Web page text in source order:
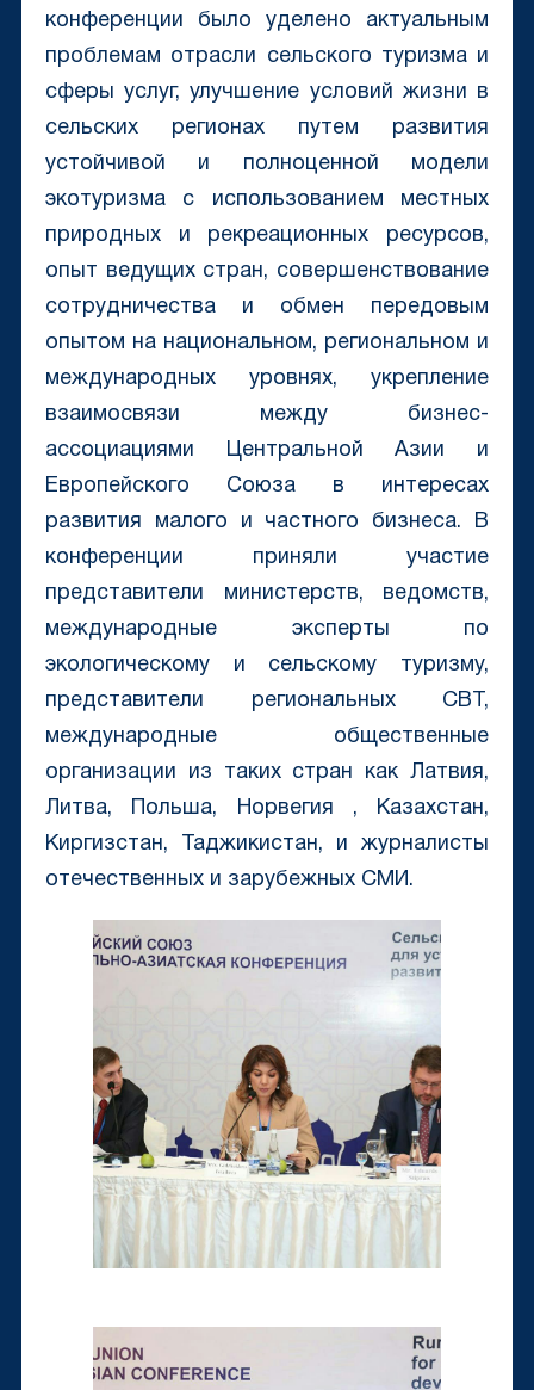
конференции было уделено актуальным
проблемам отрасли сельского туризма и
сферы услуг, улучшение условий жизни в
сельских регионах путем развития
устойчивой и полноценной модели
экотуризма с использованием местных
природных и рекреационных ресурсов,
опыт ведущих стран, совершенствование
сотрудничества и обмен передовым
опытом на национальном, региональном и
международных уровнях, укрепление
взаимосвязи между бизнес-
ассоциациями Центральной Азии и
Европейского Союза в интересах
развития малого и частного бизнеса. В
конференции приняли участие
представители министерств, ведомств,
международные эксперты по
экологическому и сельскому туризму,
представители региональных CBT,
международные общественные
организации из таких стран как Латвия,
Литва, Польша, Норвегия , Казахстан,
Киргизстан, Таджикистан, и журналисты
отечественных и зарубежных СМИ.